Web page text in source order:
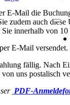
E-Mail die
zudem auch diese
innerhalb von
E-Mail
fällig. Nach
uns postalisch
PDF-